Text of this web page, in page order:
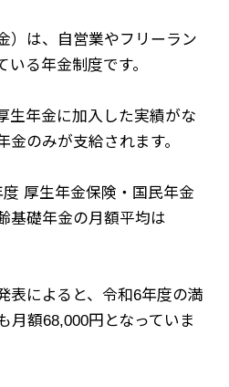
）は、自営業やフリーラン
る年金制度です。
生年金に加入した実績がな
金のみが支給されます。
厚生年金保険・国民年金
基礎年金の月額平均は
表によると、令和6年度の満
月額68,000円となっていま